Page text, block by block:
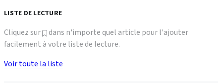
LISTE DE LECTURE
Cliquez sur
dans n'importe quel article pour l'ajouter
facilement à votre liste de lecture.
Voir toute la liste